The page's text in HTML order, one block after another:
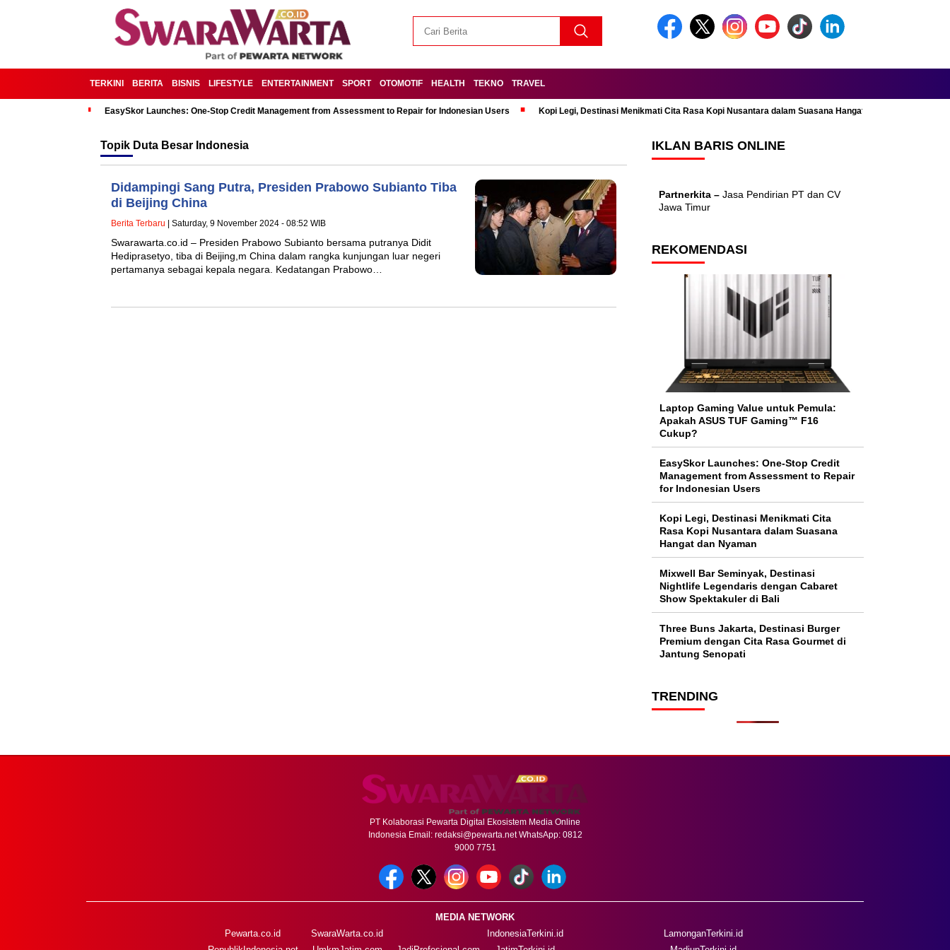
TERKINI BERITA BISNIS LIFESTYLE ENTERTAINMENT SPORT OTOMOTIF HEALTH TEKNO TRAVEL
EasySkor Launches: One-Stop Credit Management from Assessment to Repair for Indonesian Users Kopi Legi, Destinasi Menikmati Cita Rasa Kopi Nusantara dalam Suasana Hangat dan Nyaman
Topik Duta Besar Indonesia
Didampingi Sang Putra, Presiden Prabowo Subianto Tiba
di Beijing China
Berita Terbaru | Saturday, 9 November 2024 - 08:52 WIB
Swarawarta.co.id – Presiden Prabowo Subianto bersama putranya Didit
Hediprasetyo, tiba di Beijing,m China dalam rangka kunjungan luar negeri
pertamanya sebagai kepala negara. Kedatangan Prabowo…
IKLAN BARIS ONLINE
Partnerkita – Jasa Pendirian PT dan CV
Jawa Timur
REKOMENDASI
Laptop Gaming Value untuk Pemula:
Apakah ASUS TUF Gaming™ F16
Cukup?
EasySkor Launches: One-Stop Credit
Management from Assessment to Repair
for Indonesian Users
Kopi Legi, Destinasi Menikmati Cita
Rasa Kopi Nusantara dalam Suasana
Hangat dan Nyaman
Mixwell Bar Seminyak, Destinasi
Nightlife Legendaris dengan Cabaret
Show Spektakuler di Bali
Three Buns Jakarta, Destinasi Burger
Premium dengan Cita Rasa Gourmet di
Jantung Senopati
TRENDING
PT Kolaborasi Pewarta Digital Ekosistem Media Online
Indonesia Email: redaksi@pewarta.netWhatsApp: 0812
9000 7751
MEDIA NETWORK
Pewarta.co.id
SwaraWarta.co.id
IndonesiaTerkini.id
LamonganTerkini.id